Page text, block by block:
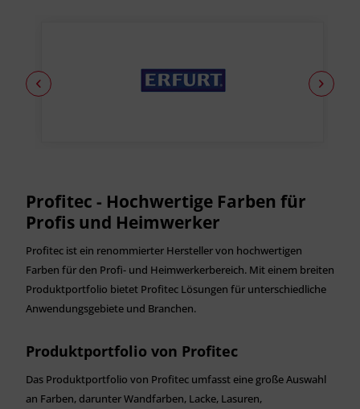
Profitec - Hochwertige Farben für
Profis und Heimwerker
Profitec ist ein renommierter Hersteller von hochwertigen
Farben für den Profi- und Heimwerkerbereich. Mit einem breiten
Produktportfolio bietet Profitec Lösungen für unterschiedliche
Anwendungsgebiete und Branchen.
Produktportfolio von Profitec
Das Produktportfolio von Profitec umfasst eine große Auswahl
an Farben, darunter Wandfarben, Lacke, Lasuren,